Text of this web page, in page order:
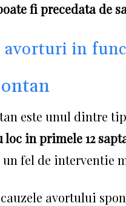
fi precedata de
avorturi in
este unul dintre
loc in primele 12
fel de interventie
avortului